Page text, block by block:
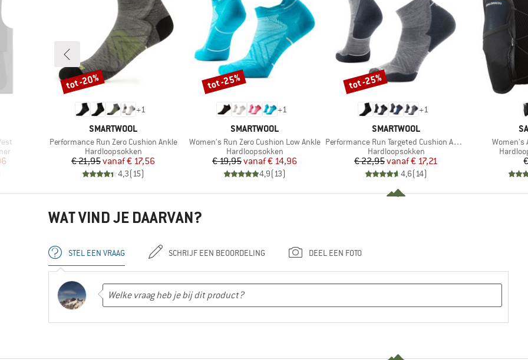
prijs
+1
MERK
SMARTWOOL
Artikel
Performance Run Zero Cushion Ankle
Productgroep
Hardloopsokken
Prijs
€ 21,95 Verlaagde prijs
vanaf€ 17,56
4,3( 15)
Korting
tot -20%
+1
MERK
SMARTWOOL
Artikel
Women's Run Zero Cushion Low Ankle
Productgroep
Hardloopsokken
Prijs
€ 19,95 Verlaagde prijs
vanaf€ 14,96
4,9( 13)
Korting
tot -25%
+1
MERK
SMARTWOOL
Artikel
Performance Run Targeted Cushion Ankle
Productgroep
Hardloopsokken
Prijs
€ 22,95 Verlaagde prijs
vanaf€ 17,21
4,6( 14)
Korting
tot -25%
Artikel
Women's
WAT VIND JE DAARVAN?
STEL EEN VRAAG SCHRIJF EEN BEOORDELING DEEL EEN FOTO